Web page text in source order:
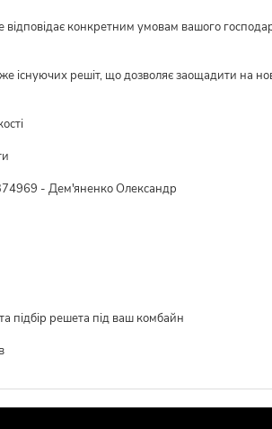
конкретним умовам вашого
існуючих решіт, що дозволяє заощадити на
- Дем'яненко Олександр
підбір решета під ваш комбайн